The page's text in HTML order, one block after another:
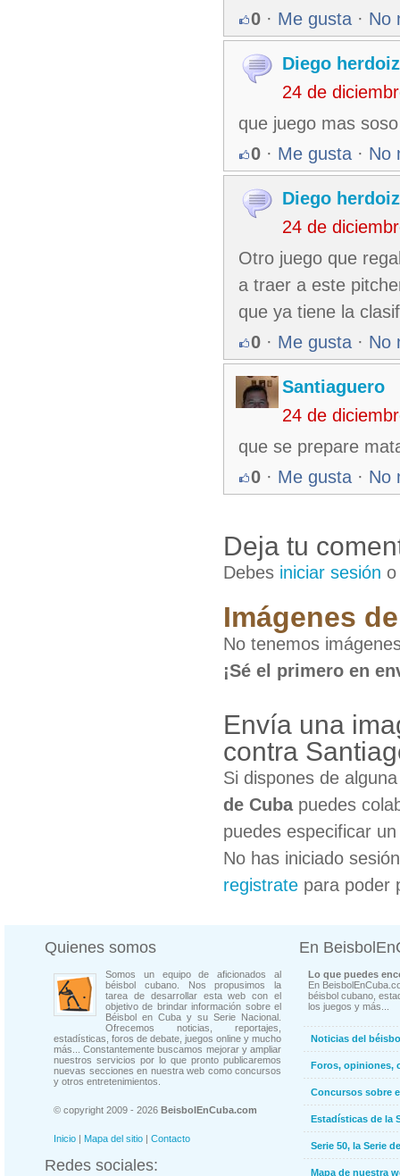
0 · Me gusta · No
Diego
24 de
que juego mas
0 · Me gusta · No
Diego
24 de
Otro juego que
a traer a este
que ya tiene la
0 · Me gusta · No
Santiaguero
24 de
que se prepare
0 · Me gusta · No
Deja tu
Debes iniciar sesión
Imágenes
No tenemos
¡Sé el primero en
Envía una
contra
Si dispones de
de Cubapuedes
puedes especificar
No has iniciado
registrate para poder
Quienes somos
Somos un equipo de aficionados al
béisbol cubano. Nos propusimos la
tarea de desarrollar esta web con el
objetivo de brindar información sobre el
Béisbol en Cuba y su Serie Nacional.
Ofrecemos noticias, reportajes,
estadísticas, foros de debate, juegos online y mucho
más... Constantemente buscamos mejorar y ampliar
nuestros servicios por lo que pronto publicaremos
nuevas secciones en nuestra web como concursos
y otros entretenimientos.
© copyright 2009 - 2026 BeisbolEnCuba.com
Inicio | Mapa del sitio | Contacto
Redes sociales:
En
Lo que puedes
En
béisbol cubano,
los juegos y más...
Noticias del
Foros, opiniones,
Concursos sobre
Estadísticas de la
Serie 50, la Serie
Mapa de nuestra